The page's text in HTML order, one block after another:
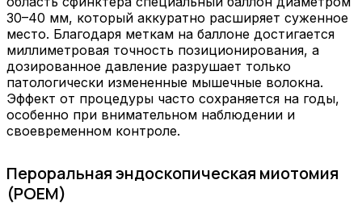
30–40 мм, который аккуратно расширяет суженное
место. Благодаря меткам на баллоне достигается
миллиметровая точность позиционирования, а
дозированное давление разрушает только
патологически измененные мышечные волокна.
Эффект от процедуры часто сохраняется на годы,
особенно при внимательном наблюдении и
своевременном контроле.
Пероральная эндоскопическая миотомия
(POEM)